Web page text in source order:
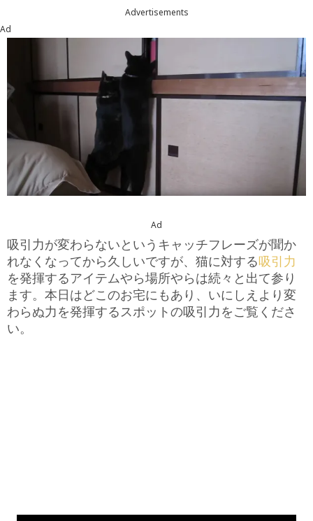
Advertisements
Ad
Ad
吸引力が変わらないというキャッチフレーズが聞か
れなくなってから久しいですが、猫に対する吸引力
を発揮するアイテムやら場所やらは続々と出て参り
ます。本日はどこのお宅にもあり、いにしえより変
わらぬ力を発揮するスポットの吸引力をご覧くださ
い。